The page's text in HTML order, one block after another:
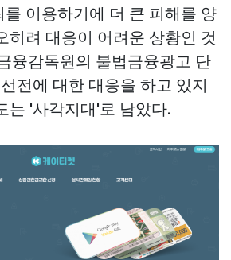
이용하기에 더 큰 피해를 양
히려 대응이 어려운 상황인 것
융감독원의 불법금융광고 단
전에 대한 대응을 하고 있지
는 '사각지대'로 남았다.